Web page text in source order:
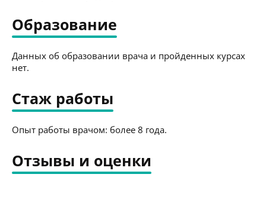
Образование
Данных об образовании врача и пройденных курсах
нет.
Стаж работы
Опыт работы врачом: более 8 года.
Отзывы и оценки